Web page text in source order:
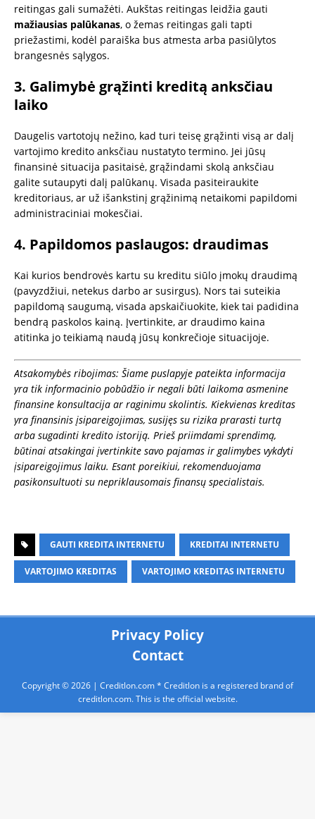
reitingas gali sumažėti. Aukštas reitingas leidžia gauti
mažiausias palūkanas, o žemas reitingas gali tapti
priežastimi, kodėl paraiška bus atmesta arba pasiūlytos
brangesnės sąlygos.
3. Galimybė grąžinti kreditą anksčiau
laiko
Daugelis vartotojų nežino, kad turi teisę grąžinti visą ar dalį
vartojimo kredito anksčiau nustatyto termino. Jei jūsų
finansinė situacija pasitaisė, grąžindami skolą anksčiau
galite sutaupyti dalį palūkanų. Visada pasiteiraukite
kreditoriaus, ar už išankstinį grąžinimą netaikomi papildomi
administraciniai mokesčiai.
4. Papildomos paslaugos: draudimas
Kai kurios bendrovės kartu su kreditu siūlo įmokų draudimą
(pavyzdžiui, netekus darbo ar susirgus). Nors tai suteikia
papildomą saugumą, visada apskaičiuokite, kiek tai padidina
bendrą paskolos kainą. Įvertinkite, ar draudimo kaina
atitinka jo teikiamą naudą jūsų konkrečioje situacijoje.
Atsakomybės ribojimas: Šiame puslapyje pateikta informacija
yra tik informacinio pobūdžio ir negali būti laikoma asmenine
finansine konsultacija ar raginimu skolintis. Kiekvienas kreditas
yra finansinis įsipareigojimas, susijęs su rizika prarasti turtą
arba sugadinti kredito istoriją. Prieš priimdami sprendimą,
būtinai atsakingai įvertinkite savo pajamas ir galimybes vykdyti
įsipareigojimus laiku. Esant poreikiui, rekomenduojama
pasikonsultuoti su nepriklausomais finansų specialistais.
GAUTI KREDITA INTERNETU KREDITAI INTERNETU
VARTOJIMO KREDITAS VARTOJIMO KREDITAS INTERNETU
Privacy Policy
Contact
Copyright © 2026 | Creditlon.com* Creditlon is a registered brand of
creditlon.com. This is the official website.